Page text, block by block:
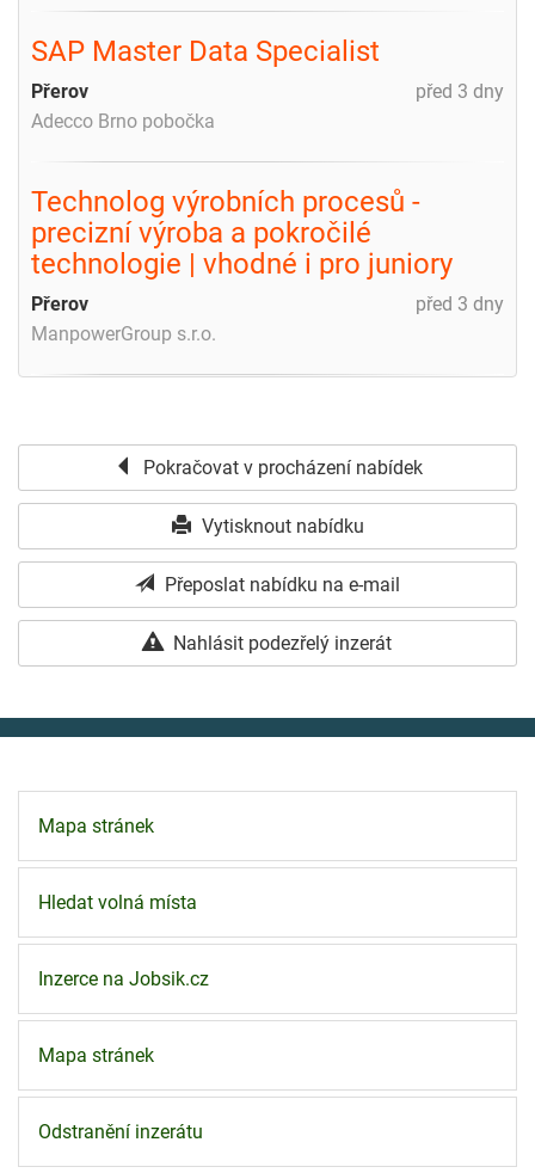
SAP Master Data Specialist
před 3 dny
Přerov
Adecco Brno pobočka
Technolog výrobních procesů -
precizní výroba a pokročilé
technologie | vhodné i pro juniory
před 3 dny
Přerov
ManpowerGroup s.r.o.
Pokračovat v procházení nabídek
Vytisknout nabídku
Přeposlat nabídku na e-mail
Nahlásit podezřelý inzerát
Mapa stránek
Hledat volná místa
Inzerce na Jobsik.cz
Mapa stránek
Odstranění inzerátu